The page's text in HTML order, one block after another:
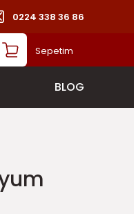
0224 338 36 86
Sepetim
BLOG